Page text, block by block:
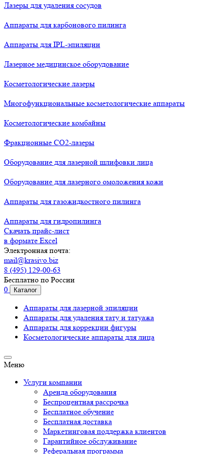
Лазеры для удаления сосудов
Аппараты для карбонового пилинга
Аппараты для IPL-эпиляции
Лазерное медицинское оборудование
Косметологические лазеры
Многофункциональные косметологические аппараты
Косметологические комбайны
Фракционные СО2-лазеры
Оборудование для лазерной шлифовки лица
Оборудование для лазерного омоложения кожи
Аппараты для газожидкостного пилинга
Аппараты для гидропилинга
Скачать прайс-лист
в формате Excel
Электронная почта:
mail@krasivo.biz
8 (495) 129-00-63
Бесплатно по России
0
Каталог
Аппараты для лазерной эпиляции
Аппараты для удаления тату и татуажа
Аппараты для коррекции фигуры
Косметологические аппараты для лица
Меню
Услуги компании
Аренда оборудования
Беспроцентная рассрочка
Бесплатное обучение
Бесплатная доставка
Маркетинговая поддержка клиентов
Гарантийное обслуживание
Реферальная программа